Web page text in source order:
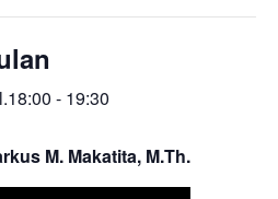
- 19:30
M. Makatita, M.Th.